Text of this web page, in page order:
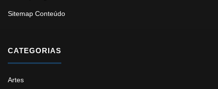
Sitemap Conteúdo
CATEGORIAS
Artes